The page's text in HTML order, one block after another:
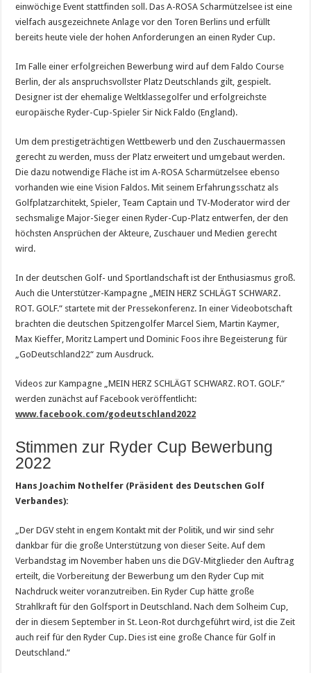
einwöchige Event stattfinden soll. Das A-ROSA Scharmützelsee ist eine
vielfach ausgezeichnete Anlage vor den Toren Berlins und erfüllt
bereits heute viele der hohen Anforderungen an einen Ryder Cup.
Im Falle einer erfolgreichen Bewerbung wird auf dem Faldo Course
Berlin, der als anspruchsvollster Platz Deutschlands gilt, gespielt.
Designer ist der ehemalige Weltklassegolfer und erfolgreichste
europäische Ryder-Cup-Spieler Sir Nick Faldo (England).
Um dem prestigeträchtigen Wettbewerb und den Zuschauermassen
gerecht zu werden, muss der Platz erweitert und umgebaut werden.
Die dazu notwendige Fläche ist im A-ROSA Scharmützelsee ebenso
vorhanden wie eine Vision Faldos. Mit seinem Erfahrungsschatz als
Golfplatzarchitekt, Spieler, Team Captain und TV-Moderator wird der
sechsmalige Major-Sieger einen Ryder-Cup-Platz entwerfen, der den
höchsten Ansprüchen der Akteure, Zuschauer und Medien gerecht
wird.
In der deutschen Golf- und Sportlandschaft ist der Enthusiasmus groß.
Auch die Unterstützer-Kampagne „MEIN HERZ SCHLÄGT SCHWARZ.
ROT. GOLF.“ startete mit der Pressekonferenz. In einer Videobotschaft
brachten die deutschen Spitzengolfer Marcel Siem, Martin Kaymer,
Max Kieffer, Moritz Lampert und Dominic Foos ihre Begeisterung für
„GoDeutschland22“ zum Ausdruck.
Videos zur Kampagne „MEIN HERZ SCHLÄGT SCHWARZ. ROT. GOLF.“
werden zunächst auf Facebook veröffentlicht:
www.facebook.com/godeutschland2022
Stimmen zur Ryder Cup Bewerbung
2022
Hans Joachim Nothelfer (Präsident des Deutschen Golf
Verbandes):
„Der DGV steht in engem Kontakt mit der Politik, und wir sind sehr
dankbar für die große Unterstützung von dieser Seite. Auf dem
Verbandstag im November haben uns die DGV-Mitglieder den Auftrag
erteilt, die Vorbereitung der Bewerbung um den Ryder Cup mit
Nachdruck weiter voranzutreiben. Ein Ryder Cup hätte große
Strahlkraft für den Golfsport in Deutschland. Nach dem Solheim Cup,
der in diesem September in St. Leon-Rot durchgeführt wird, ist die Zeit
auch reif für den Ryder Cup. Dies ist eine große Chance für Golf in
Deutschland.“